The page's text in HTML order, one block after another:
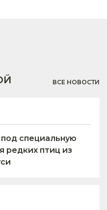
ВСЕ НОВОСТИ
специальную
редких птиц из